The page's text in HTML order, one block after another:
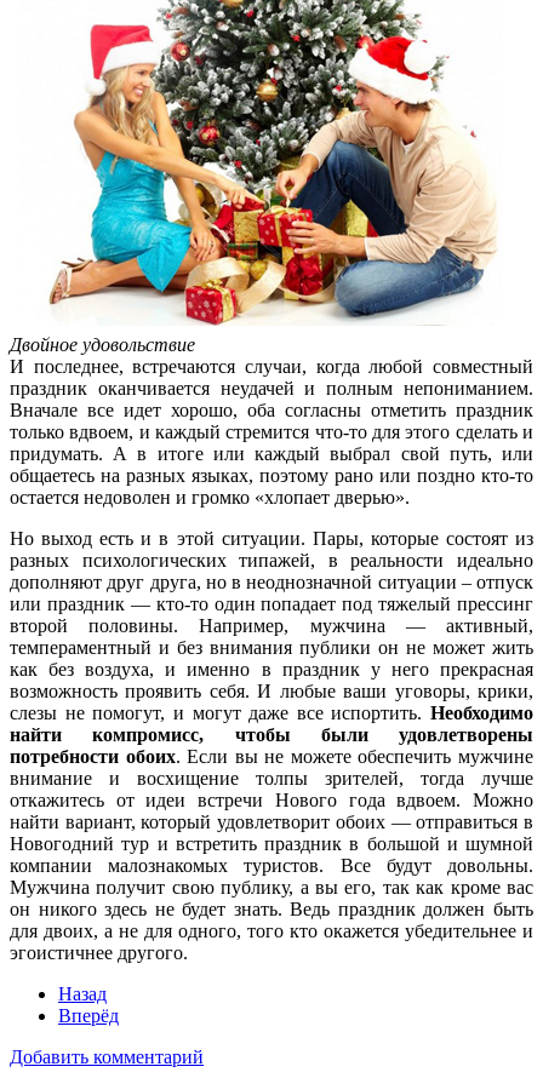
Двойное удовольствие
И последнее, встречаются случаи, когда любой совместный
праздник оканчивается неудачей и полным непониманием.
Вначале все идет хорошо, оба согласны отметить праздник
только вдвоем, и каждый стремится что-то для этого сделать и
придумать. А в итоге или каждый выбрал свой путь, или
общаетесь на разных языках, поэтому рано или поздно кто-то
остается недоволен и громко «хлопает дверью».
Но выход есть и в этой ситуации. Пары, которые состоят из
разных психологических типажей, в реальности идеально
дополняют друг друга, но в неоднозначной ситуации – отпуск
или праздник — кто-то один попадает под тяжелый прессинг
второй половины. Например, мужчина — активный,
темпераментный и без внимания публики он не может жить
как без воздуха, и именно в праздник у него прекрасная
возможность проявить себя. И любые ваши уговоры, крики,
слезы не помогут, и могут даже все испортить. Необходимо
найти компромисс, чтобы были удовлетворены
потребности обоих. Если вы не можете обеспечить мужчине
внимание и восхищение толпы зрителей, тогда лучше
откажитесь от идеи встречи Нового года вдвоем. Можно
найти вариант, который удовлетворит обоих — отправиться в
Новогодний тур и встретить праздник в большой и шумной
компании малознакомых туристов. Все будут довольны.
Мужчина получит свою публику, а вы его, так как кроме вас
он никого здесь не будет знать. Ведь праздник должен быть
для двоих, а не для одного, того кто окажется убедительнее и
эгоистичнее другого.
Назад
Вперёд
Добавить комментарий